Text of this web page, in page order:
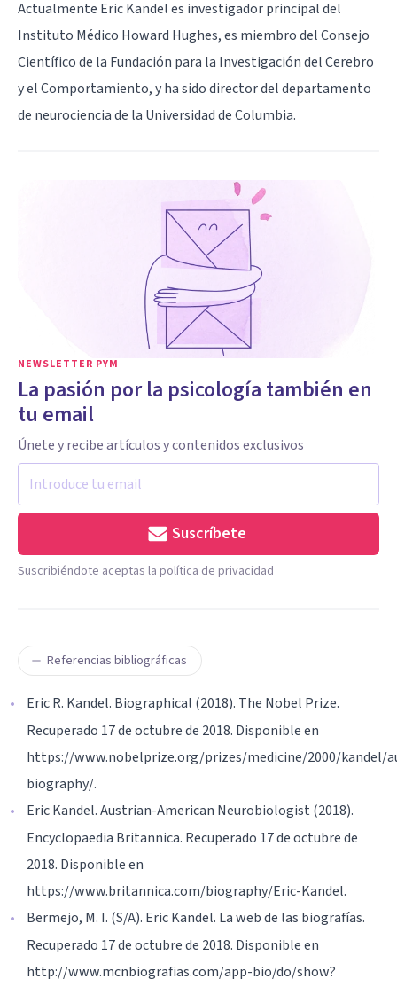
Actualmente Eric Kandel es investigador principal del
Instituto Médico Howard Hughes, es miembro del Consejo
Científico de la Fundación para la Investigación del Cerebro
y el Comportamiento, y ha sido director del departamento
de neurociencia de la Universidad de Columbia.
NEWSLETTER PYM
La pasión por la psicología también en
tu email
Únete y recibe artículos y contenidos exclusivos
Suscríbete
Suscribiéndote aceptas la política de privacidad
Referencias bibliográficas
Eric R. Kandel. Biographical (2018). The Nobel Prize.
Recuperado 17 de octubre de 2018. Disponible en
https://www.nobelprize.org/prizes/medicine/2000/kandel/
biography/.
Eric Kandel. Austrian-American Neurobiologist (2018).
Encyclopaedia Britannica. Recuperado 17 de octubre de
2018. Disponible en
https://www.britannica.com/biography/Eric-Kandel.
Bermejo, M. I. (S/A). Eric Kandel. La web de las biografías.
Recuperado 17 de octubre de 2018. Disponible en
http://www.mcnbiografias.com/app-bio/do/show?